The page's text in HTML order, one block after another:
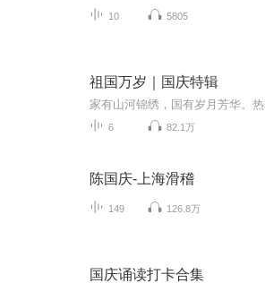
10 5805
祖国万岁｜国庆特辑
6 82.1万
陈国庆-上海滑稽
149 126.8万
国庆诵读打卡合集